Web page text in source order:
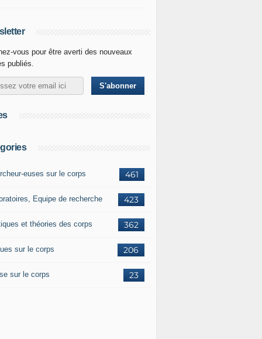
vous pour être averti des nouveaux
publiés.
461
euses sur le corps
423
Equipe de recherche
362
et théories des corps
206
sur le corps
23
sur le corps